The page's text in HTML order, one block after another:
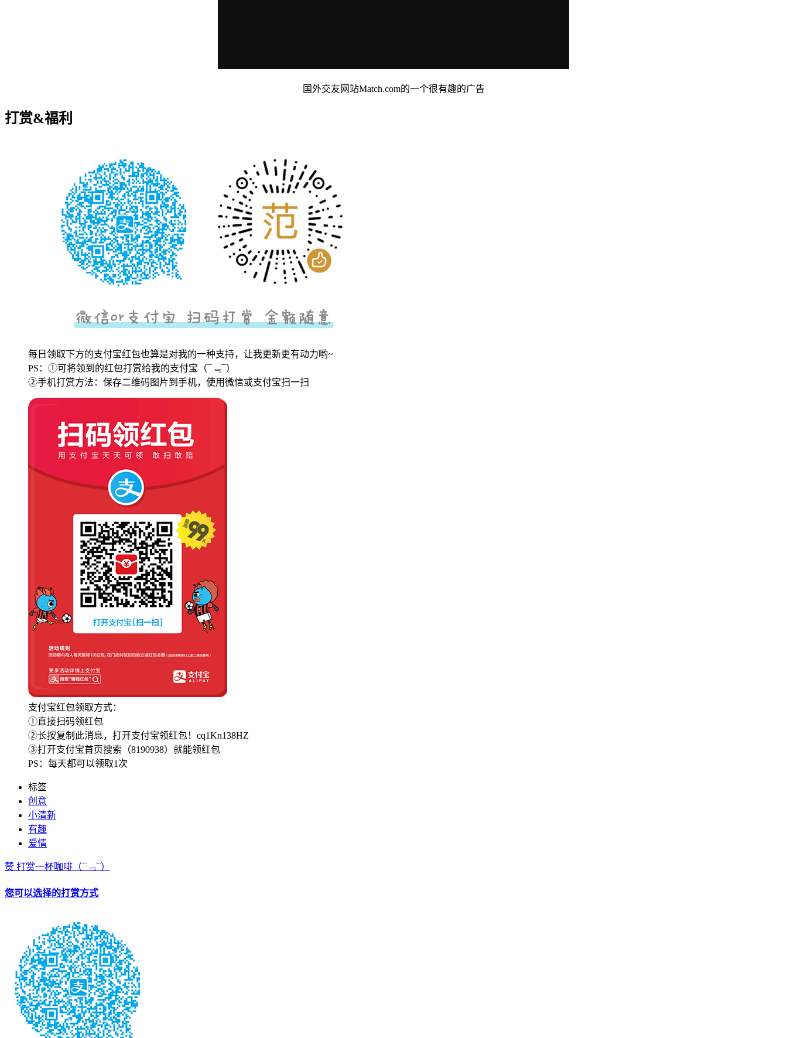
国外交友网站Match.com的一个很有趣的广告
打赏&福利
每日领取下方的支付宝红包也算是对我的一种支持，让我更新更有动力哟~
PS：①可将领到的红包打赏给我的支付宝 （¯﹃¯）
②手机打赏方法：保存二维码图片到手机，使用微信或支付宝扫一扫
支付宝红包领取方式：
①直接扫码领红包
②长按复制此消息，打开支付宝领红包！cq1Kn138HZ
③打开支付宝首页搜索（8190938）就能领红包
PS：每天都可以领取1次
标签
创意
小清新
有趣
爱情
赞 打赏一杯咖啡 （¯﹃¯）
您可以选择的打赏方式